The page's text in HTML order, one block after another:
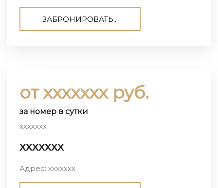
ЗАБРОНИРОВАТЬ...
от ххххххх руб.
за номер в сутки
ххххххх
ххххххх
Адрес: ххххххх